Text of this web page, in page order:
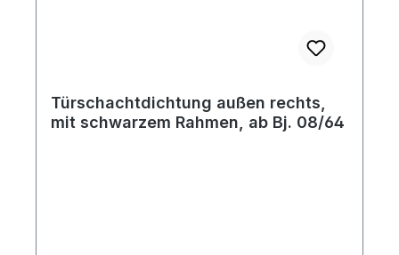
Türschachtdichtung außen rechts,
mit schwarzem Rahmen, ab Bj. 08/64